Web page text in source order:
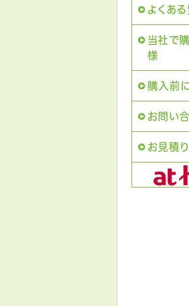
よくあ
当社で
様
購入前
お問い
お見積